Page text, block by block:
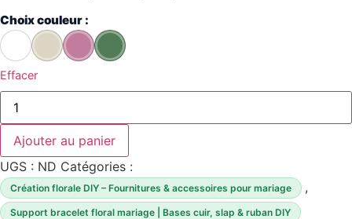
Choix couleur :
Effacer
quantité
Support
bracelet
diy
mariage
Ajouter au panier
UGS : ND Catégories :
Création florale DIY – Fournitures & accessoires pour mariage ,
Support bracelet floral mariage | Bases cuir, slap & ruban DIY